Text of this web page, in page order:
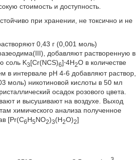
стоимость и доступность.
при хранении, не токсично и не
0,43 г (0,001 моль)
добавляют растворенную в
соль K3[Cr(NCS)6]⋅4H2O в количестве
в интервале рН 4-6 добавляют раствор,
моль) никотиновой кислоты в 50 мл
осадок розового цвета.
и высушивают на воздухе. Выход
химического анализа полученное
[Pr(C6H5NO2)3(H2O)2]